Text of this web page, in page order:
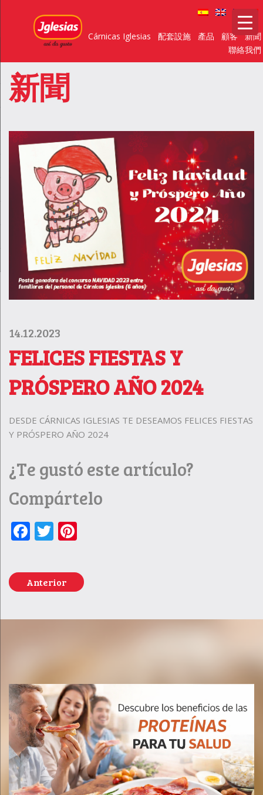
Cárnicas Iglesias 配套設施 產品 顧客
新聞
聯絡我們
新聞
14.12.2023
FELICES FIESTAS Y
PRÓSPERO AÑO 2024
DESDE CÁRNICAS IGLESIAS TE DESEAMOS FELICES FIESTAS
Y PRÓSPERO AÑO 2024
¿Te gustó este artículo?
Compártelo
Facebook
Twitter
Anterior